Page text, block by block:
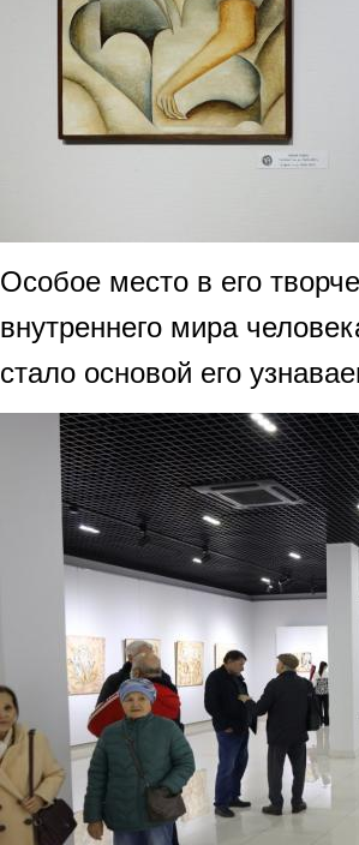
Особое место в его
внутреннего мира
стало основой его